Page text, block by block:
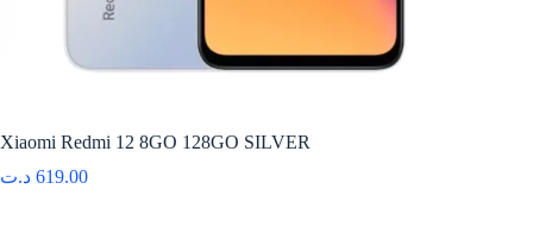
Xiaomi Redmi 12 8GO 128GO SILVER
619.00 د.ت